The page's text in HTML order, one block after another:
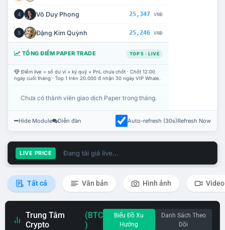
4 Võ Duy Phong 25,347 VNĐ
5 Đặng Kim Quỳnh 25,246 VNĐ
TỔNG ĐIỂM PAPER TRADE TOP 5 · LIVE
Điểm live = số dư ví + ký quỹ + PnL chưa chốt · Chốt 12:00
ngày cuối tháng · Top 1 trên 20.000 đ nhận 30 ngày VIP Whale.
Chưa có thành viên giao dịch Paper trong tháng.
Hide Module Diễn đàn Auto-refresh (30s)Refresh Now
LIVE PRICE Đang tải giá live...
Tất cả Văn bản Hình ảnh Video
Trung Tâm
Crypto
(BTC
)
Biểu Đồ Xu
Hướng
Danh Sách Theo
Dõi